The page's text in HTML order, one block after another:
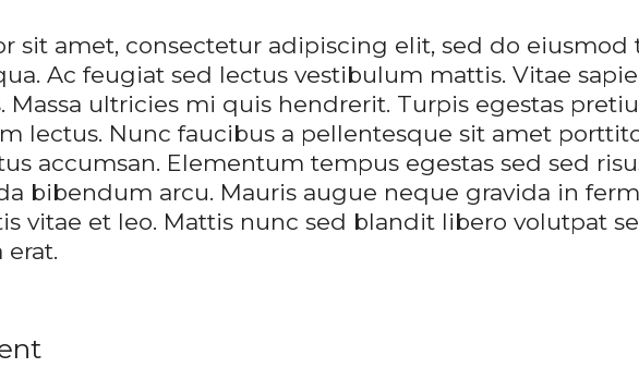
sit amet, consectetur adipiscing elit, sed do
Ac feugiat sed lectus vestibulum mattis. Vitae
Massa ultricies mi quis hendrerit. Turpis egestas
lectus. Nunc faucibus a pellentesque sit amet
accumsan. Elementum tempus egestas sed sed
bibendum arcu. Mauris augue neque gravida in
vitae et leo. Mattis nunc sed blandit libero volutpat
erat.